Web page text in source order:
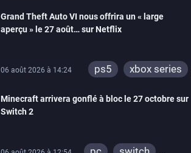
Grand Theft Auto VI nous offrira un « large
aperçu » le 27 août… sur Netflix
06 août 2026 à 14:24 ps5 xbox series
Minecraft arrivera gonflé à bloc le 27 octobre sur
Switch 2